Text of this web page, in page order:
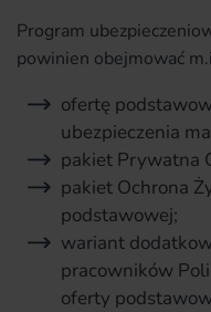
Program
powinien obejmować
ofertę
ubezpieczenia
pakiet Prywatna
pakiet Ochrona
podstawowej;
wariant
pracowników
oferty